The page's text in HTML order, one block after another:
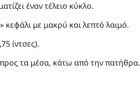
έναν τέλειο κύκλο.
κεφάλι με μακρύ και λεπτό λαιμό.
ίντσες).
τα μέσα, κάτω από την πατήθρα.